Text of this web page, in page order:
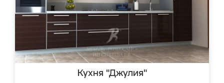
Кухня "Джулия"